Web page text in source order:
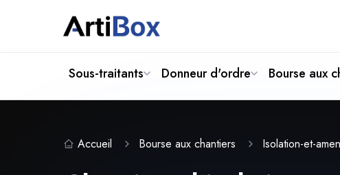
Sous-traitants Donneur d'ordre Bourse aux
Accueil Bourse aux chantiers Isolation-et-